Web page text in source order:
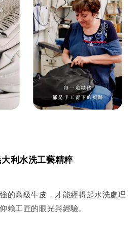
利水洗工藝精粹
的高級牛皮，才能經得起水洗處理
賴工匠的眼光與經驗。